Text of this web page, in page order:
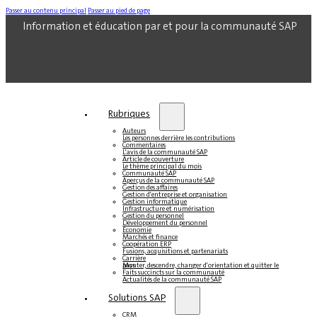
Passer au contenu principal Passer au pied de page
Information et éducation par et pour la communauté SAP
Rubriques
Auteurs
Les personnes derrière les contributions
Commentaires
L'avis de la communauté SAP
Article de couverture
Le thème principal du mois
Communauté SAP
Aperçus de la communauté SAP
Gestion des affaires
Gestion d'entreprise et organisation
Gestion informatique
Infrastructure et numérisation
Gestion du personnel
Développement du personnel
Économie
Marchés et finance
Coopération ERP
Fusions, acquisitions et partenariats
Carrière
Monter, descendre, changer d'orientation et quitter le pays
Faits succincts sur la communauté
Actualités de la communauté SAP
Solutions SAP
CRM